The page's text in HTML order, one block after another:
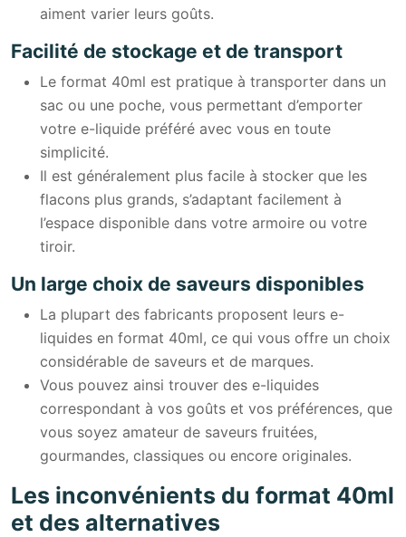
aiment varier leurs goûts.
Facilité de stockage et de transport
Le format 40ml est pratique à transporter dans un
sac ou une poche, vous permettant d’emporter
votre e-liquide préféré avec vous en toute
simplicité.
Il est généralement plus facile à stocker que les
flacons plus grands, s’adaptant facilement à
l’espace disponible dans votre armoire ou votre
tiroir.
Un large choix de saveurs disponibles
La plupart des fabricants proposent leurs e-
liquides en format 40ml, ce qui vous offre un choix
considérable de saveurs et de marques.
Vous pouvez ainsi trouver des e-liquides
correspondant à vos goûts et vos préférences, que
vous soyez amateur de saveurs fruitées,
gourmandes, classiques ou encore originales.
Les inconvénients du format 40ml
et des alternatives